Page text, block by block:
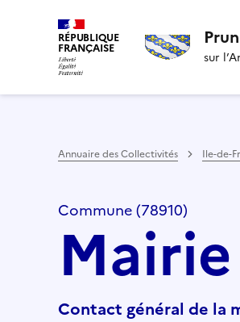
RÉPUBLIQUE
FRANÇAISE
sur
Annuaire des Collectivités Ile-de-
Commune (78910)
Contact général de la